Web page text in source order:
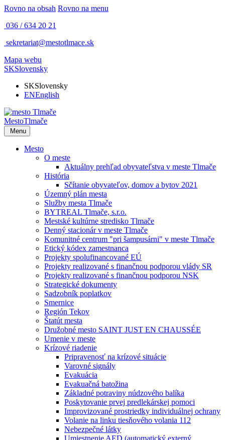
Rovno na obsah Rovno na menu
036 / 634 20 21
sekretariat@mestotlmace.sk
Mapa webu
SKSlovensky
SKSlovensky
ENEnglish
MestoTlmače
Menu
Mesto
O meste
Aktuálny prehľad obyvateľstva v meste Tlmače
História
Sčítanie obyvateľov, domov a bytov 2021
Územný plán mesta
Služby mesta Tlmače
BYTREAL Tlmače, s.r.o.
Mestské kultúrne stredisko Tlmače
Denný stacionár v meste Tlmače
Komunitné centrum "pri šampusárni" v meste Tlmače
Etický kódex zamestnanca
Projekty spolufinancované EÚ
Projekty realizované s finančnou podporou vlády SR
Projekty realizované s finančnou podporou NSK
Strategické dokumenty
Sadzobník poplatkov
Smernice
Región Tekov
Štatút mesta
Družobné mesto SAINT JUST EN CHAUSSÉE
Umenie v meste
Krízové riadenie
Pripravenosť na krízové situácie
Varovné signály
Evakuácia
Evakuačná batožina
Základné potraviny núdzového balíka
Poskytovanie prvej predlekárskej pomoci
Improvizované prostriedky individuálnej ochrany
Volanie na linku tiesňového volania 112
Nebezpečné látky
Umiestnenie AED (automatický externý